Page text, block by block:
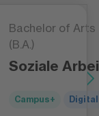
Bachelor of Arts
(B.A.)
Soziale
Campus+